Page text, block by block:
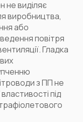
не виділяє
виробництва,
або
повітря
Гладка
з ПП не
під